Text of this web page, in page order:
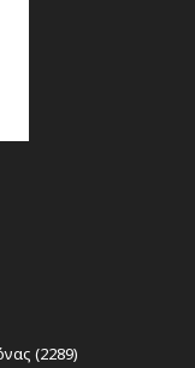
(2289)